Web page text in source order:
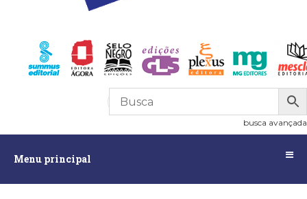
R$0,00
busca avançada
Menu principal
principalAssuntos